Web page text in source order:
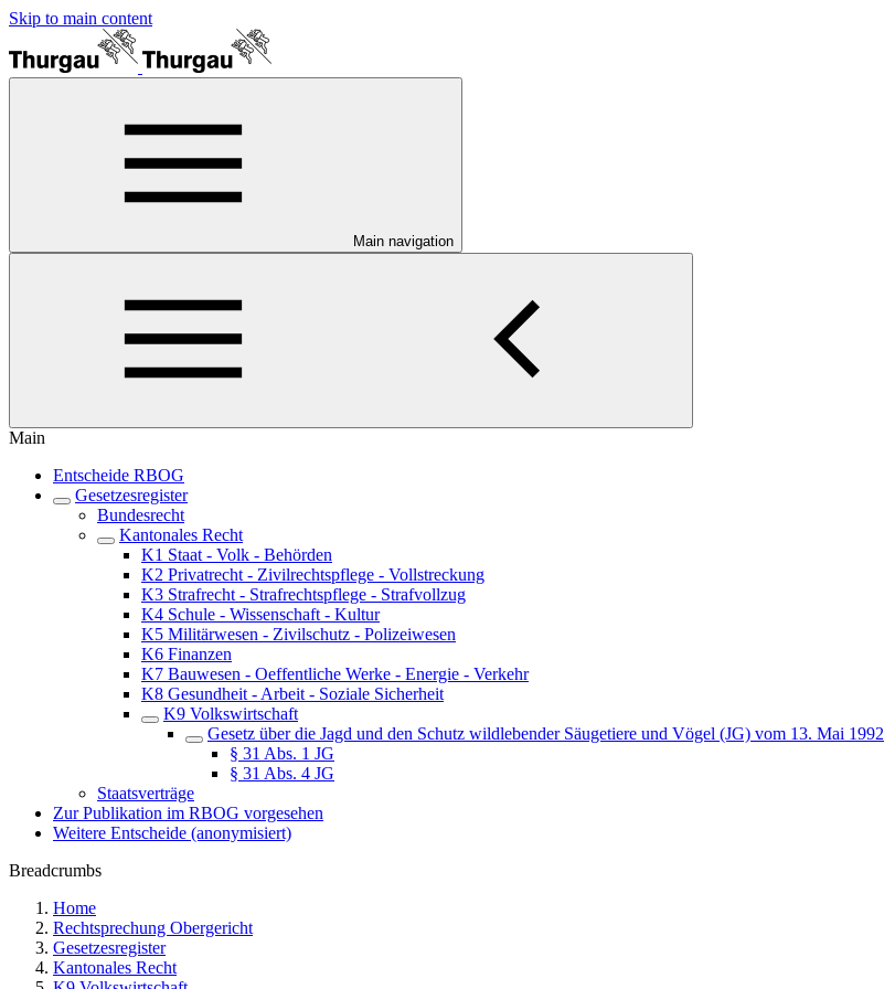
Skip to main content
Main navigation
Main
Entscheide RBOG
Gesetzesregister
Bundesrecht
Kantonales Recht
K1 Staat - Volk - Behörden
K2 Privatrecht - Zivilrechtspflege - Vollstreckung
K3 Strafrecht - Strafrechtspflege - Strafvollzug
K4 Schule - Wissenschaft - Kultur
K5 Militärwesen - Zivilschutz - Polizeiwesen
K6 Finanzen
K7 Bauwesen - Oeffentliche Werke - Energie - Verkehr
K8 Gesundheit - Arbeit - Soziale Sicherheit
K9 Volkswirtschaft
Gesetz über die Jagd und den Schutz wildlebender Säugetiere und Vögel (JG) vom 13. Mai 1992
§ 31 Abs. 1 JG
§ 31 Abs. 4 JG
Staatsverträge
Zur Publikation im RBOG vorgesehen
Weitere Entscheide (anonymisiert)
Breadcrumbs
Home
Rechtsprechung Obergericht
Gesetzesregister
Kantonales Recht